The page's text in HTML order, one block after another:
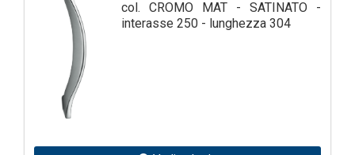
col. CROMO MAT - SATINATO -
interasse 250 - lunghezza 304